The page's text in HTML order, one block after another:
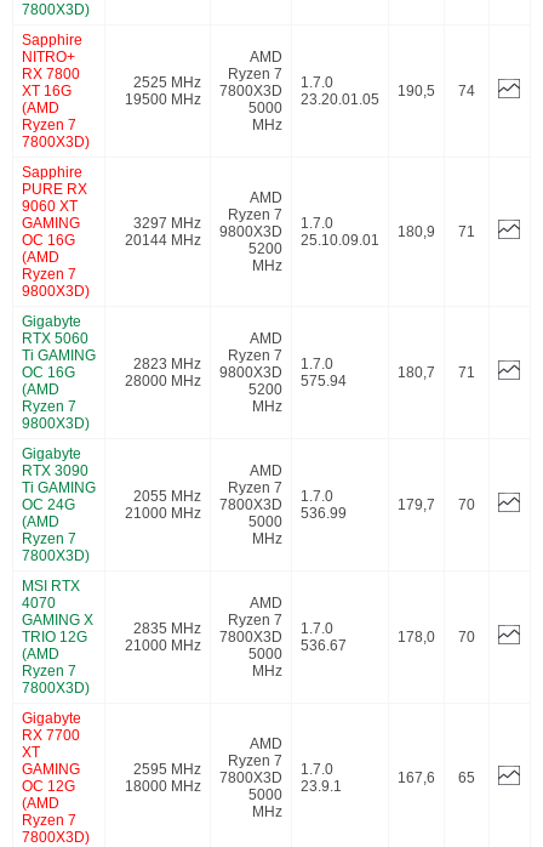
7800X3D)
Sapphire
NITRO+
RX 7800
XT 16G
(AMD
Ryzen 7
7800X3D)
2525 MHz
19500 MHz
AMD
Ryzen 7
7800X3D
5000
MHz
1.7.0
23.20.01.05
190,5 74
Sapphire
PURE RX
9060 XT
GAMING
OC 16G
(AMD
Ryzen 7
9800X3D)
3297 MHz
20144 MHz
AMD
Ryzen 7
9800X3D
5200
MHz
1.7.0
25.10.09.01
180,9 71
Gigabyte
RTX 5060
Ti GAMING
OC 16G
(AMD
Ryzen 7
9800X3D)
2823 MHz
28000 MHz
AMD
Ryzen 7
9800X3D
5200
MHz
1.7.0
575.94
180,7 71
Gigabyte
RTX 3090
Ti GAMING
OC 24G
(AMD
Ryzen 7
7800X3D)
2055 MHz
21000 MHz
AMD
Ryzen 7
7800X3D
5000
MHz
1.7.0
536.99
179,7 70
MSI RTX
4070
GAMING X
TRIO 12G
(AMD
Ryzen 7
7800X3D)
2835 MHz
21000 MHz
AMD
Ryzen 7
7800X3D
5000
MHz
1.7.0
536.67
178,0 70
Gigabyte
RX 7700
XT
GAMING
OC 12G
(AMD
Ryzen 7
7800X3D)
2595 MHz
18000 MHz
AMD
Ryzen 7
7800X3D
5000
MHz
1.7.0
23.9.1
167,6 65